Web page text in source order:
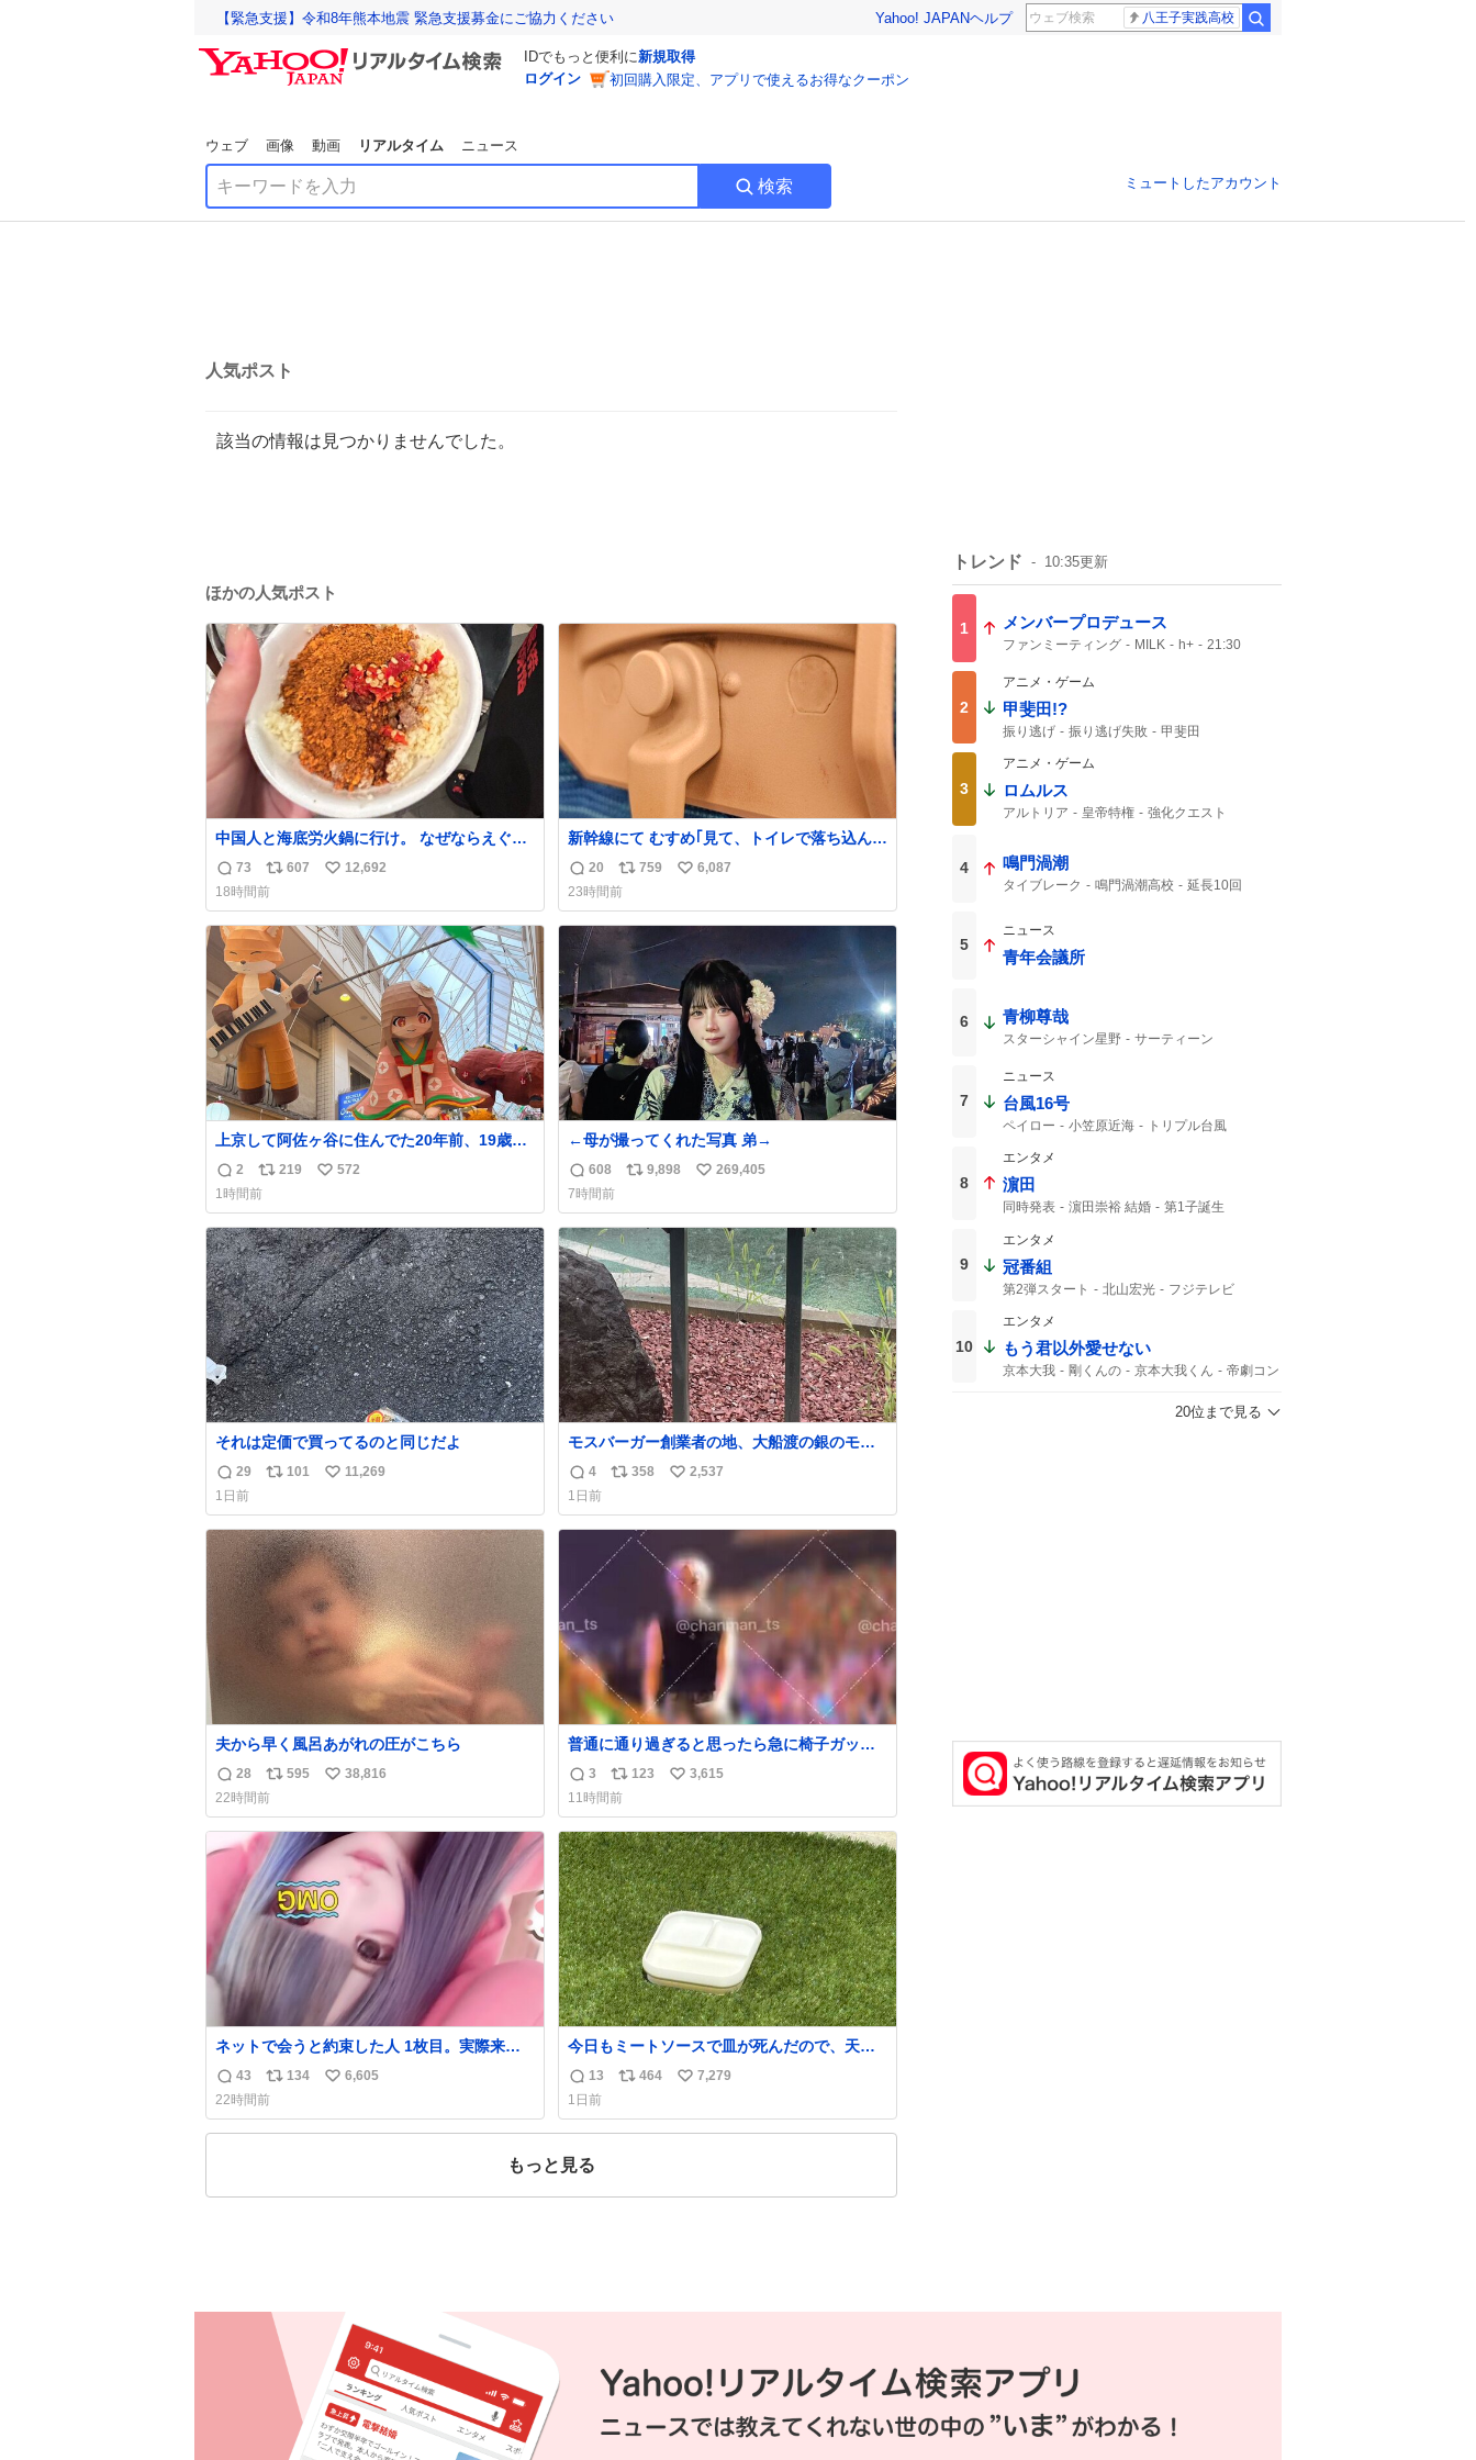
【緊急支援】令和8年熊本地震 緊急支援募金にご協力ください Yahoo! JAPANヘルプ 八王子実践高校
IDでもっと便利に新規取得
ログイン
初回購入限定、アプリで使えるお得なクーポン
ウェブ 画像 動画 リアルタイム ニュース
検索 ミュートしたアカウント
人気ポスト
該当の情報は見つかりませんでした。
ほかの人気ポスト
中国人と海底労火鍋に行け。 なぜならえぐい
調合して美味しすぎる ソースを作ってくれる
から。
返
信
数
73
リ
ポ
ス
ト
数
607
い
ね
数
12,692
18時間前
新幹線にて むすめ｢見て、トイレで落ち込んで
る人｣ それにしか見えなくなった どうしてく
れるんだ
返
信
数
20
リ
ポ
ス
ト
数
759
い
ね
6,087
23時間前
上京して阿佐ヶ谷に住んでた20年前、19歳の
時から毎年参加してるお祭りなのでとっても
感慨深いです。うれしーーー！作っていただ
いた方本当にありがとう。
返
信
数
2
リ
ポ
ス
ト
数
219
い
ね
数
572
1時間前
←母が撮ってくれた写真 弟→
返
信
数
608
リ
ス
ト
数
9,898
い
ね
数
269,405
7時間前
それは定価で買ってるのと同じだよ
返
信
数
29
リ
ス
ト
数
101
い
ね
数
11,269
1日前
モスバーガー創業者の地、大船渡の銀のモス
バーガーに一礼。
返
信
数
4
リ
ス
ト
358
い
ね
数
2,537
1日前
夫から早く風呂あがれの圧がこちら
返
信
数
28
リ
ポ
ス
ト
数
595
い
ね
数
38,816
22時間前
普通に通り過ぎると思ったら急に椅子ガッっ
て来てビビった。そんでまじいい匂い。← #
超特急_ESCORT
返
信
数
3
リ
ポ
ス
ト
数
123
い
ね
数
3,615
11時間前
ネットで会うと約束した人 1枚目。実際来た
人2枚目
返
信
数
43
リ
ポ
ス
134
い
ね
6,605
22時間前
今日もミートソースで皿が死んだので、天日
干しをしています🍝 ありがとう先人の知恵
返
信
数
13
リ
ス
464
い
ね
7,279
1日前
もっと見る
トレンド 10:35更新
1 メンバープロデュース
ファンミーティング MILK h+ 21:30
2
アニメ・ゲーム
甲斐田!?
振り逃げ 振り逃げ失敗 甲斐田
3
アニメ・ゲーム
ロムルス
アルトリア 皇帝特権
強化クエスト
4 鳴門渦潮
タイブレーク 鳴門渦潮高校
延長10回
9回2アウト
5
ニュース
青年会議所
6 青柳尊哉
スターシャイン星野
サーティーン
仮面ライダーゼッツ
7
ニュース
台風16号
ペイロー 小笠原近海
トリプル台風
台風14号
8
エンタメ
濵田
同時発表 濵田崇裕 結婚
第1子誕生
WEST. 重岡
第1子
9
エンタメ
冠番組
第2弾スタート 北山宏光 フジテレビ
10
エンタメ
もう君以外愛せない
京本大我 剛くんの 京本大我くん
帝劇コン
帝コン
20位まで見る